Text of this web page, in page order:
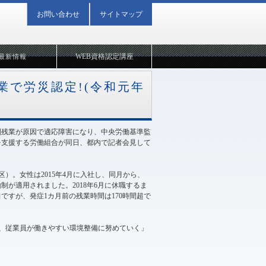
新情報
で労災認定!(令和元年
業が原因で適応障害になり、中央労働基準監
援する労働組合が同日、都内で記者会見して
。女性は2015年4月に入社し、同月から、
が適用されました。2018年6月に休職するま
すが、発症1カ月前の残業時間は170時間超で
業員が働きやすい環境整備に努めていく」
WEB資格認定講座
お問い合わせ サイトマップ